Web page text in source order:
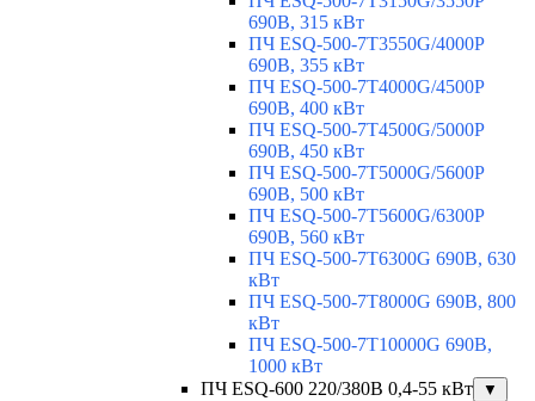
690В, 315 кВт
ПЧ ESQ-500-7T3550G/4000P
690В, 355 кВт
ПЧ ESQ-500-7T4000G/4500P
690В, 400 кВт
ПЧ ESQ-500-7T4500G/5000P
690В, 450 кВт
ПЧ ESQ-500-7T5000G/5600P
690В, 500 кВт
ПЧ ESQ-500-7T5600G/6300P
690В, 560 кВт
ПЧ ESQ-500-7T6300G 690В, 630
кВт
ПЧ ESQ-500-7T8000G 690В, 800
кВт
ПЧ ESQ-500-7T10000G 690В,
1000 кВт
ПЧ ESQ-600 220/380В 0,4-55 кВт
▼